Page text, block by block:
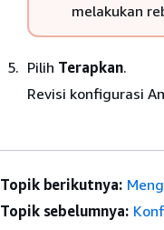
melakukan
Pilih Terapkan.
Revisi konfigurasi
Topik berikutnya:
Topik sebelumnya: